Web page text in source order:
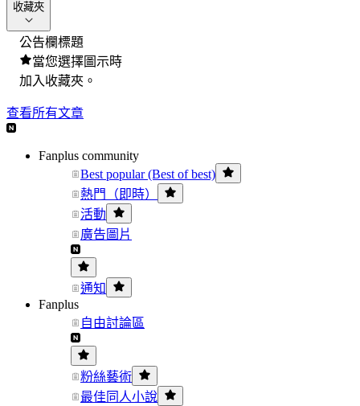
收藏夾
公告欄標題
當您選擇圖示時
加入收藏夾。
查看所有文章
Fanplus community
Best popular (Best of best)
熱門（即時）
活動
廣告圖片
通知
Fanplus
自由討論區
粉絲藝術
最佳同人小說